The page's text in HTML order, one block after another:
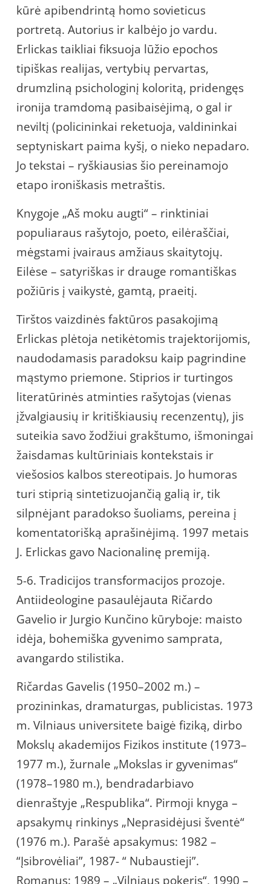
kūrė apibendrintą homo sovieticus
portretą. Autorius ir kalbėjo jo vardu.
Erlickas taikliai fiksuoja lūžio epochos
tipiškas realijas, vertybių pervartas,
drumzliną psichologinį koloritą, pridengęs
ironija tramdomą pasibaisėjimą, o gal ir
neviltį (policininkai reketuoja, valdininkai
septyniskart paima kyšį, o nieko nepadaro.
Jo tekstai – ryškiausias šio pereinamojo
etapo ironiškasis metraštis.
Knygoje „Aš moku augti“ – rinktiniai
populiaraus rašytojo, poeto, eilėraščiai,
mėgstami įvairaus amžiaus skaitytojų.
Eilėse – satyriškas ir drauge romantiškas
požiūris į vaikystė, gamtą, praeitį.
Tirštos vaizdinės faktūros pasakojimą
Erlickas plėtoja netikėtomis trajektorijomis,
naudodamasis paradoksu kaip pagrindine
mąstymo priemone. Stiprios ir turtingos
literatūrinės atminties rašytojas (vienas
įžvalgiausių ir kritiškiausių recenzentų), jis
suteikia savo žodžiui grakštumo, išmoningai
žaisdamas kultūriniais kontekstais ir
viešosios kalbos stereotipais. Jo humoras
turi stiprią sintetizuojančią galią ir, tik
silpnėjant paradokso šuoliams, pereina į
komentatorišką aprašinėjimą. 1997 metais
J. Erlickas gavo Nacionalinę premiją.
5-6. Tradicijos transformacijos prozoje.
Antiideologine pasaulėjauta Ričardo
Gavelio ir Jurgio Kunčino kūryboje: maisto
idėja, bohemiška gyvenimo samprata,
avangardo stilistika.
Ričardas Gavelis (1950–2002 m.) –
prozininkas, dramaturgas, publicistas. 1973
m. Vilniaus universitete baigė fiziką, dirbo
Mokslų akademijos Fizikos institute (1973–
1977 m.), žurnale „Mokslas ir gyvenimas“
(1978–1980 m.), bendradarbiavo
dienraštyje „Respublika“. Pirmoji knyga –
apsakymų rinkinys „Neprasidėjusi šventė“
(1976 m.). Parašė apsakymus: 1982 –
“Įsibrovėliai”, 1987- “ Nubaustieji”.
Romanus: 1989 – „Vilniaus pokeris“, 1990 –